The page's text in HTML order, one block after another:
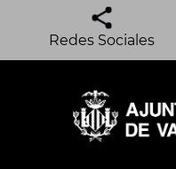
Redes Sociales